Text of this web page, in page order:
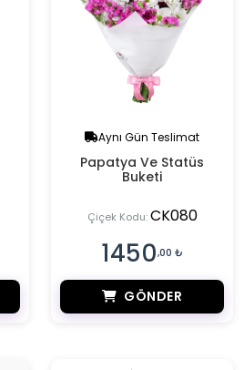
Aynı Gün Teslimat
Papatya Ve Statüs
Buketi
Çiçek Kodu:CK080
1450,00 ₺
GÖNDER